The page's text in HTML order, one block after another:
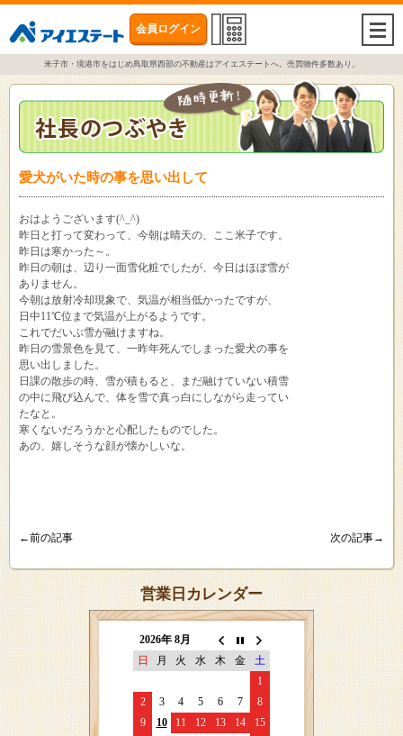
会員ログイン
米子市・境港市をはじめ鳥取県西部の不動産はアイエステートへ。売買物件多数あり。
愛犬がいた時の事を思い出して
おはようございます(^_^)
昨日と打って変わって、今朝は晴天の、ここ米子です。
昨日は寒かった～。
昨日の朝は、辺り一面雪化粧でしたが、今日はほぼ雪が
ありません。
今朝は放射冷却現象で、気温が相当低かったですが、
日中11℃位まで気温が上がるようです。
これでだいぶ雪が融けますね。
昨日の雪景色を見て、一昨年死んでしまった愛犬の事を
思い出しました。
日課の散歩の時、雪が積もると、まだ融けていない積雪
の中に飛び込んで、体を雪で真っ白にしながら走ってい
たなと。
寒くないだろうかと心配したものでした。
あの、嬉しそうな顔が懐かしいな。
←前の記事 次の記事→
営業日カレンダー
2026年 8月
日
月 火 水 木 金
土
1
2
3 4 5 6 7
8
9
10 11 12 13 14
15